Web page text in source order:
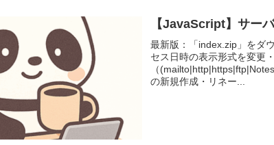
【JavaScript】サー
最新版：「index.zip」をダ
セス日時の表示形式を変更
（
の新規作成・リネー...